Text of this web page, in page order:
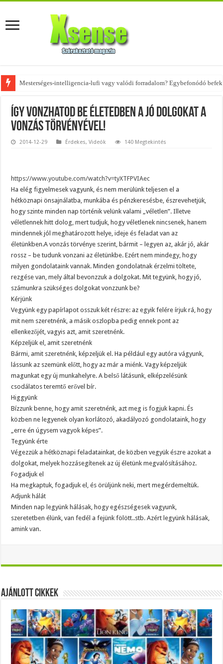
Mesterséges-intelligencia-lufi vagy valódi forradalom? Egybefonódó
Az övtáskák továbbra is trendik – nézd meg, milyen stílusokhoz illenek!
Így vonzhatod be életedben a jó dolgokat a
Vonzás Törvényével!
2014-12-29 Érdekes,Videók 140 Megtekintés
https://www.youtube.com/watch?v=tyXTFPVIAec
Ha elég figyelmesek vagyunk, és nem merülünk teljesen el a
hétköznapi önsajnálatba, munkába és pénzkeresésbe, észrevehetjük,
hogy szinte minden nap történik velünk valami „véletlen”. Illetve
véletlennek hitt dolog, mert tudjuk, hogy véletlenek nincsenek, hanem
mindennek jól meghatározott helye, ideje és feladat van az
életünkben.A vonzás törvénye szerint, bármit – legyen az, akár jó, akár
rossz – be tudunk vonzani az életünkbe. Ezért nem mindegy, hogy
milyen gondolataink vannak. Minden gondolatnak érzelmi töltete,
rezgése van, mely által bevonzzuk a dolgokat. Mit tegyünk, hogy jó,
számunkra szükséges dolgokat vonzzunk be?
Kérjünk
Vegyünk egy papírlapot osszuk két részre: az egyik felére írjuk rá, hogy
mit nem szeretnénk, a másik oszlopba pedig ennek pont az
ellenkezőjét, vagyis azt, amit szeretnénk.
Képzeljük el, amit szeretnénk
Bármi, amit szeretnénk, képzeljük el. Ha például egy autóra vágyunk,
lássunk az szemünk előtt, hogy az már a miénk. Vagy képzeljük
magunkat egy új munkahelyre. A belső látásunk, elképzelésünk
csodálatos teremtő erővel bír.
Higgyünk
Bízzunk benne, hogy amit szeretnénk, azt meg is fogjuk kapni. És
közben ne legyenek olyan korlátozó, akadályozó gondolataink, hogy
„erre én úgysem vagyok képes”.
Tegyünk érte
Végezzük a hétköznapi feladatainkat, de közben vegyük észre azokat a
dolgokat, melyek hozzásegítenek az új életünk megvalósításához.
Fogadjuk el
Ha megkaptuk, fogadjuk el, és örüljünk neki, mert megérdemeltük.
Adjunk hálát
Minden nap legyünk hálásak, hogy egészségesek vagyunk,
szeretetben élünk, van fedél a fejünk fölött..stb. Azért legyünk hálásak,
amink van.
Ajánlott Cikkek